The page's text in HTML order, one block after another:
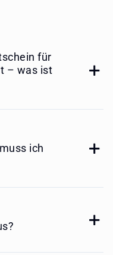
für
– was ist
ich